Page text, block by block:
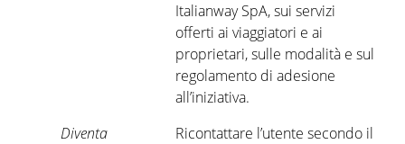
Italianway SpA, sui servizi
offerti ai viaggiatori e ai
proprietari, sulle modalità e sul
regolamento di adesione
all’iniziativa.
Diventa
Ricontattare l’utente secondo il